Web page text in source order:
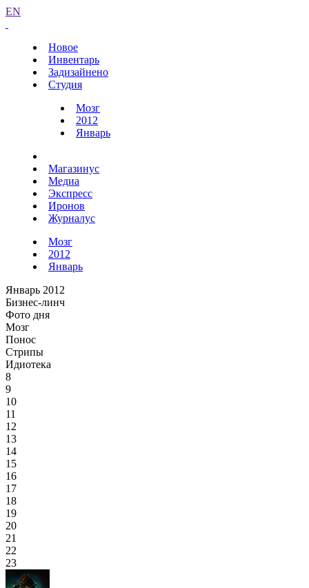
EN
Новое
Инвентарь
Задизайнено
Студия
Мозг
2012
Январь
Магазинус
Медиа
Экспресс
Иронов
Журналус
Мозг
2012
Январь
Январь 2012
Бизнес-линч
Фото дня
Мозг
Понос
Стрипы
Идиотека
8
9
10
11
12
13
14
15
16
17
18
19
20
21
22
23